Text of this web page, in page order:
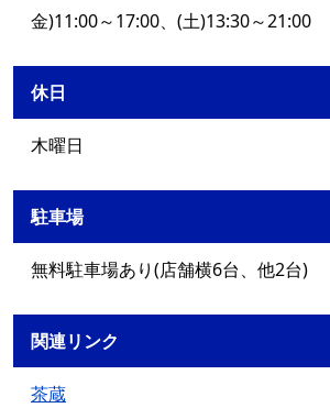
金)11:00～17:00、(土)13:30～21:00
休日
木曜日
駐車場
無料駐車場あり(店舗横6台、他2台)
関連リンク
茶蔵